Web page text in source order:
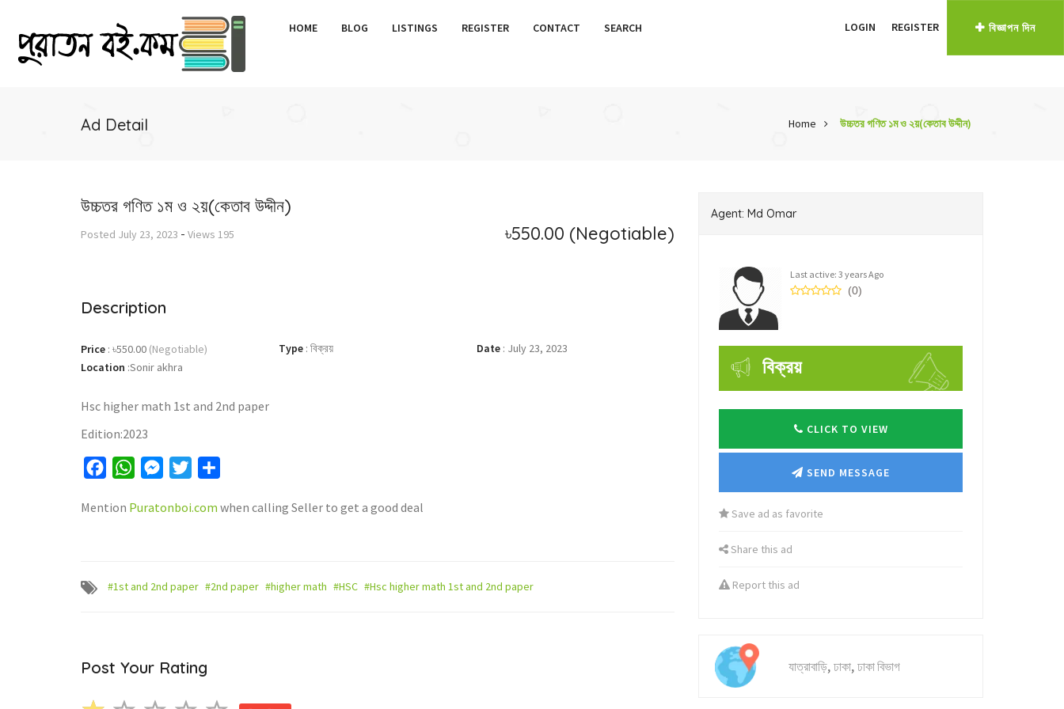
HOME BLOG LISTINGS REGISTER CONTACT SEARCH LOGIN REGISTER বিজ্ঞাপন দিন
Ad Detail Home উচ্চতর গণিত ১ম ও ২য়(কেতাব উদ্দীন)
উচ্চতর গণিত ১ম ও ২য়(কেতাব উদ্দীন)
৳550.00 (Negotiable)
Posted July 23, 2023 - Views 195
Description
Price : ৳550.00 (Negotiable) Type : বিক্রয় Date : July 23, 2023
Location :Sonir akhra
Hsc higher math 1st and 2nd paper
Edition:2023
FacebookWhatsAppMessenger
Twitter
Mention Puratonboi.com when calling Seller to get a good deal
#1st and 2nd paper #2nd paper #higher math #HSC #Hsc higher math 1st and 2nd paper
Post Your Rating
Agent: Md Omar
Last active: 3 years Ago
(0)
বিক্রয়
CLICK TO VIEW
SEND MESSAGE
Save ad as favorite
Share this ad
Report this ad
যাত্রাবাড়ি, ঢাকা, ঢাকা বিভাগ